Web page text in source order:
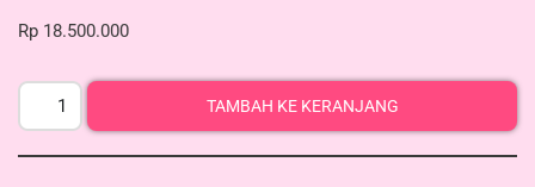
Rp 18.500.000
TAMBAH KE KERANJANG